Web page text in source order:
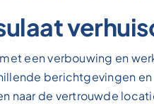
een verbouwing en
berichtgevingen
naar de vertrouwde